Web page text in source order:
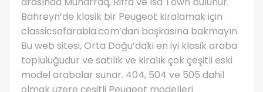
Bahreyn’de klasik bir Peugeot kiralamak için
classicsofarabia.com’dan başkasına bakmayın.
Bu web sitesi, Orta Doğu’daki en iyi klasik araba
topluluğudur ve satılık ve kiralık çok çeşitli eski
model arabalar sunar. 404, 504 ve 505 dahil